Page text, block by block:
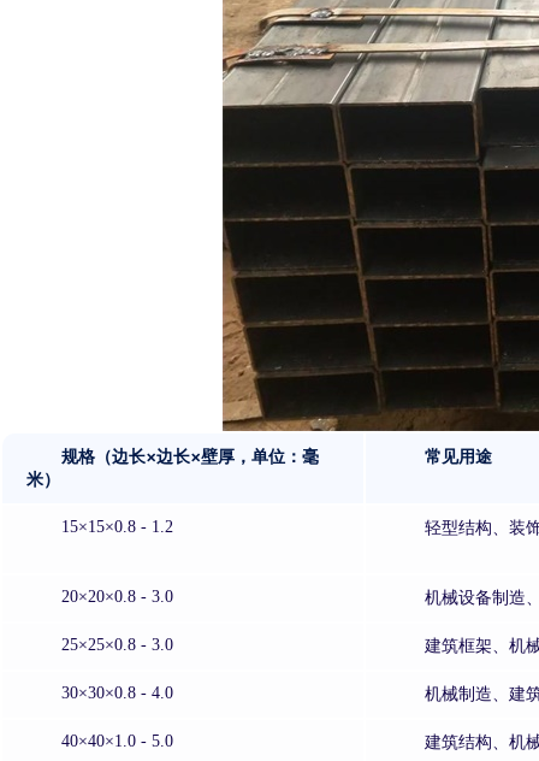
规格（边长×边长×壁厚，单位：毫
米）
常见用途
15×15×0.8 - 1.2 轻型结构、装
20×20×0.8 - 3.0 机械设备制造
25×25×0.8 - 3.0 建筑框架、机
30×30×0.8 - 4.0 机械制造、建
40×40×1.0 - 5.0 建筑结构、机